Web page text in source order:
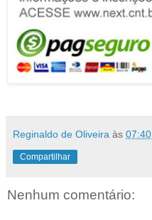
Reginaldo de Oliveira às 07:40
Compartilhar
Nenhum comentário: